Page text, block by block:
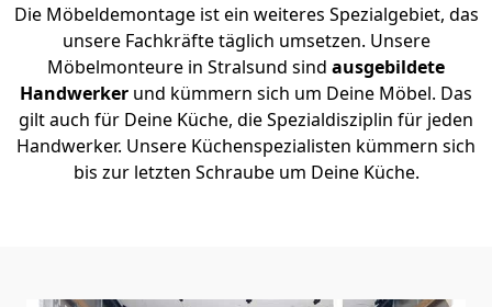
Die Möbeldemontage ist ein weiteres Spezialgebiet, das
unsere Fachkräfte täglich umsetzen. Unsere
Möbelmonteure in Stralsund sind ausgebildete
Handwerker und kümmern sich um Deine Möbel. Das
gilt auch für Deine Küche, die Spezialdisziplin für jeden
Handwerker. Unsere Küchenspezialisten kümmern sich
bis zur letzten Schraube um Deine Küche.